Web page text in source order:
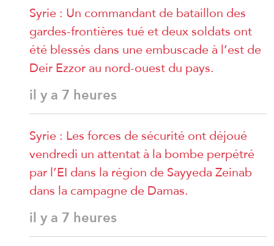
Syrie : Un commandant de bataillon des
gardes-frontières tué et deux soldats ont
été blessés dans une embuscade à l’est de
Deir Ezzor au nord-ouest du pays.
il y a 7 heures
Syrie : Les forces de sécurité ont déjoué
vendredi un attentat à la bombe perpétré
par l’EI dans la région de Sayyeda Zeinab
dans la campagne de Damas.
il y a 7 heures